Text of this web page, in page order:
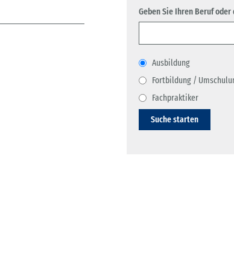
Geben Sie Ihren Beruf
Ausbildung
Fortbildung /
Fachpraktiker
Suche starten